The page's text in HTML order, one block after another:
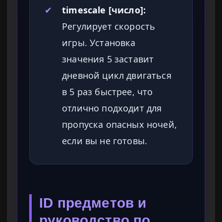
✔
timescale [число]:
Регулирует скорость
игры. Установка
значения 5 заставит
дневной цикл двигаться
в 5 раз быстрее, что
отлично подходит для
пропуска опасных ночей,
если вы не готовы.
ID предметов и